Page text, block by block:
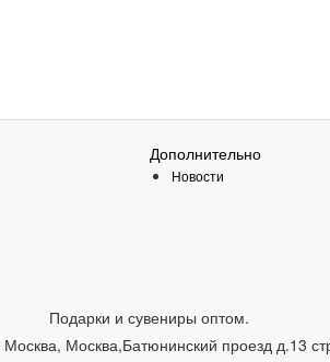
Дополнительно
Новости
Подарки и сувениры оптом.
Москва, Москва,Батюнинский проезд д.13